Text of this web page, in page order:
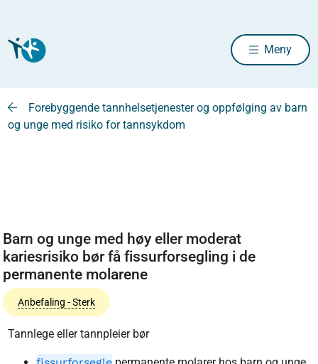
Meny
Forebyggende tannhelsetjenester og oppfølging av barn
og unge med risiko for tannsykdom
Barn og unge med høy eller moderat
kariesrisiko bør få fissurforsegling i de
permanente molarene
Anbefaling - Sterk
Tannlege eller tannpleier bør